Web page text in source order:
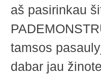
aš pasirinkau
tamsos
dabar jau